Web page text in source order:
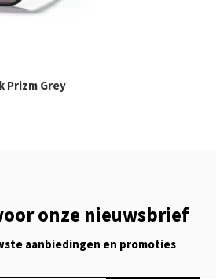
Prizm Grey
onze nieuwsbrief
aanbiedingen en promoties